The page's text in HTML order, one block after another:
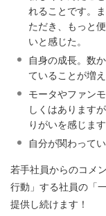
れることです。
ただき、もっと
いと感じた。
自身の成長。数
ていることが増
モータやファン
しくはあります
りがいを感じます
自分が関わって
若手社員からのコメ
行動」する社員の「
提供し続けます！